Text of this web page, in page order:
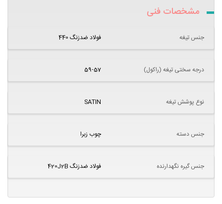
مشخصات فنی
جنس تیغه فولاد ضدزنگ 440
درجه سختی تیغه (راکول) 59-57
نوع پوشش تیغه SATIN
جنس دسته چوب زبرا
جنس گیره نگهدارنده فولاد ضدزنگ 420J2B